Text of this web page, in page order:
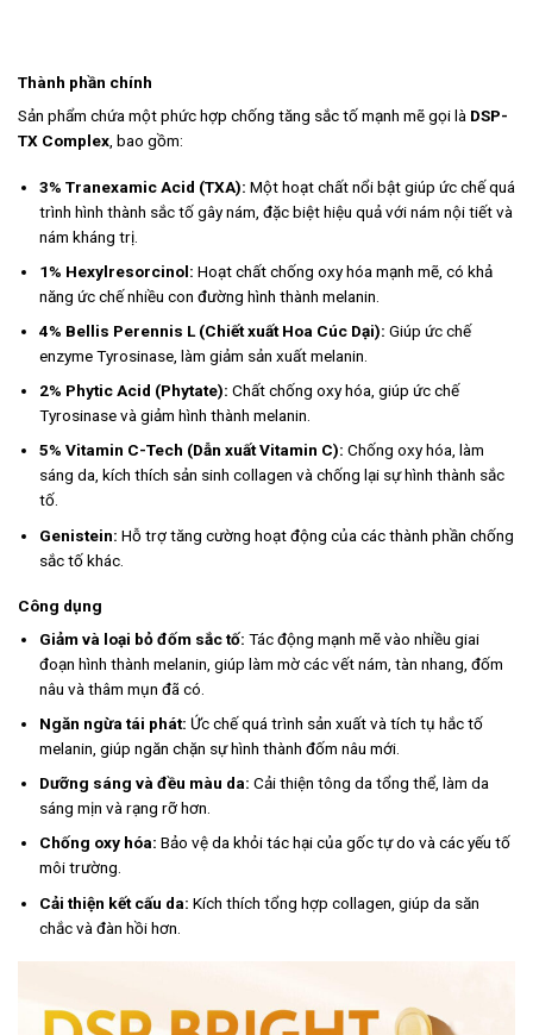
Thành phần chính
Sản phẩm chứa một phức hợp chống tăng sắc tố mạnh mẽ gọi là DSP-
TX Complex , bao gồm:
3% Tranexamic Acid (TXA): Một hoạt chất nổi bật giúp ức chế quá
trình hình thành sắc tố gây nám, đặc biệt hiệu quả với nám nội tiết và
nám kháng trị.
1% Hexylresorcinol: Hoạt chất chống oxy hóa mạnh mẽ, có khả
năng ức chế nhiều con đường hình thành melanin.
4% Bellis Perennis L (Chiết xuất Hoa Cúc Dại): Giúp ức chế
enzyme Tyrosinase, làm giảm sản xuất melanin.
2% Phytic Acid (Phytate): Chất chống oxy hóa, giúp ức chế
Tyrosinase và giảm hình thành melanin.
5% Vitamin C-Tech (Dẫn xuất Vitamin C): Chống oxy hóa, làm
sáng da, kích thích sản sinh collagen và chống lại sự hình thành sắc
tố.
Genistein: Hỗ trợ tăng cường hoạt động của các thành phần chống
sắc tố khác.
Công dụng
Giảm và loại bỏ đốm sắc tố: Tác động mạnh mẽ vào nhiều giai
đoạn hình thành melanin, giúp làm mờ các vết nám, tàn nhang, đốm
nâu và thâm mụn đã có.
Ngăn ngừa tái phát: Ức chế quá trình sản xuất và tích tụ hắc tố
melanin, giúp ngăn chặn sự hình thành đốm nâu mới.
Dưỡng sáng và đều màu da: Cải thiện tông da tổng thể, làm da
sáng mịn và rạng rỡ hơn.
Chống oxy hóa: Bảo vệ da khỏi tác hại của gốc tự do và các yếu tố
môi trường.
Cải thiện kết cấu da: Kích thích tổng hợp collagen, giúp da săn
chắc và đàn hồi hơn.